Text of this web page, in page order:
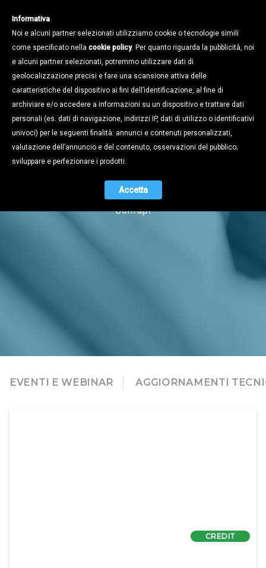
Notizie
Naviga tra i contenuti dell'universo
Confapi
EVENTI E WEBINAR AGGIORNAMENTI
CREDIT
Informativa
Noi e alcuni partner selezionati utilizziamo cookie o tecnologie simili
come specificato nella cookie policy. Per quanto riguarda la pubblicità, noi
e alcuni partner selezionati, potremmo utilizzare dati di
geolocalizzazione precisi e fare una scansione attiva delle
caratteristiche del dispositivo ai fini dell’identificazione, al fine di
archiviare e/o accedere a informazioni su un dispositivo e trattare dati
personali (es. dati di navigazione, indirizzi IP, dati di utilizzo o identificativi
univoci) per le seguenti finalità: annunci e contenuti personalizzati,
valutazione dell’annuncio e del contenuto, osservazioni del pubblico;
sviluppare e perfezionare i prodotti.
Accetta